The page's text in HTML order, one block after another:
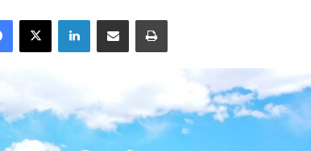
Facebook
X LinkedInCompartir por correo electrónicoImprimir